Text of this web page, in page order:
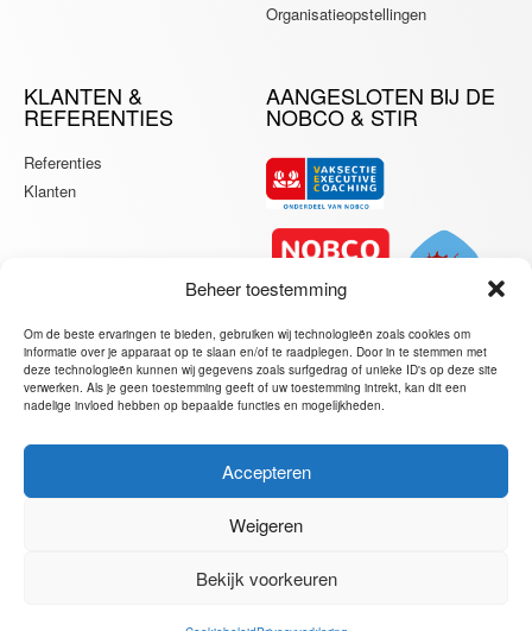
Beheer toestemming
Om de beste ervaringen te bieden, gebruiken wij technologieën zoals cookies om
informatie over je apparaat op te slaan en/of te raadplegen. Door in te stemmen met
deze technologieën kunnen wij gegevens zoals surfgedrag of unieke ID's op deze site
verwerken. Als je geen toestemming geeft of uw toestemming intrekt, kan dit een
nadelige invloed hebben op bepaalde functies en mogelijkheden.
Accepteren
Weigeren
Bekijk voorkeuren
Organisatieopstellingen
KLANTEN &
REFERENTIES
Referenties
Klanten
AANGESLOTEN BIJ DE
NOBCO & STIR
JORIS VAN DER BIJL – PERSONAL, EXECUTIVE &
MOERBEILAAN 26, 1214 LW HILVERSUM